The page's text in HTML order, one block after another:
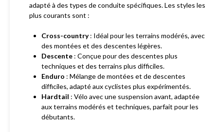
adapté à des types de conduite spécifiques. Les styles les
plus courants sont :
Cross-country: Idéal pour les terrains modérés, avec
des montées et des descentes légères.
Descente : Conçue pour des descentes plus
techniques et des terrains plus difficiles.
Enduro : Mélange de montées et de descentes
difficiles, adapté aux cyclistes plus expérimentés.
Hardtail : Vélo avec une suspension avant, adaptée
aux terrains modérés et techniques, parfait pour les
débutants.